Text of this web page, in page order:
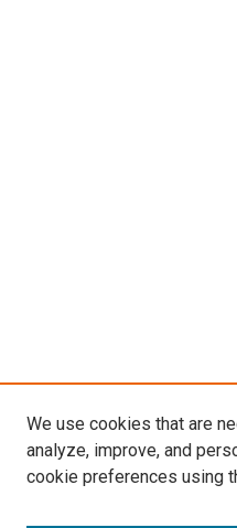
We use cookies that are
analyze, improve, and
cookie preferences using